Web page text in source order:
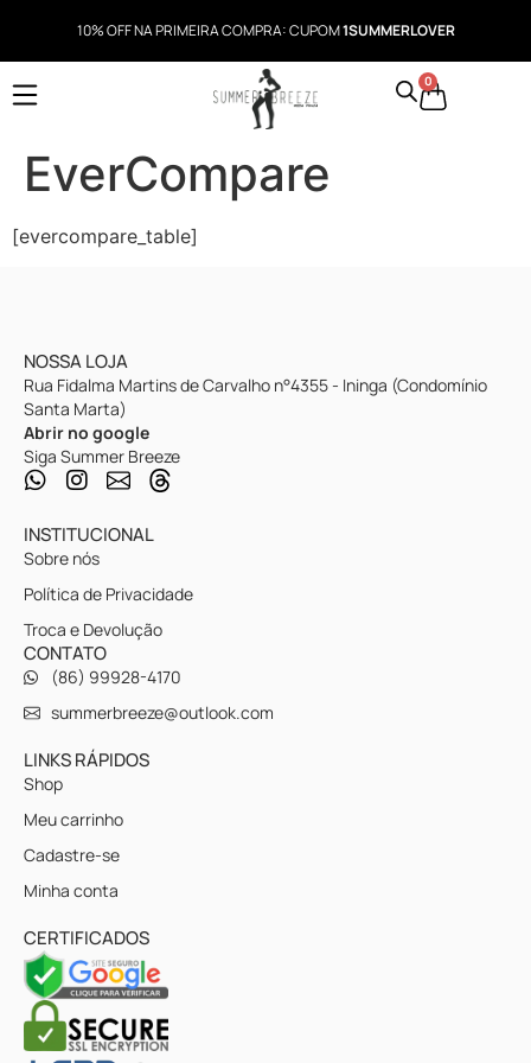
10% OFF NA PRIMEIRA COMPRA: CUPOM1SUMMERLOVER
0
EverCompare
[evercompare_table]
NOSSA LOJA
Rua Fidalma Martins de Carvalho n°4355 - Ininga (Condomínio
Santa Marta)
Abrir no google
Siga Summer Breeze
INSTITUCIONAL
Sobre nós
Política de Privacidade
Troca e Devolução
CONTATO
(86) 99928-4170
summerbreeze@outlook.com
LINKS RÁPIDOS
Shop
Meu carrinho
Cadastre-se
Minha conta
CERTIFICADOS